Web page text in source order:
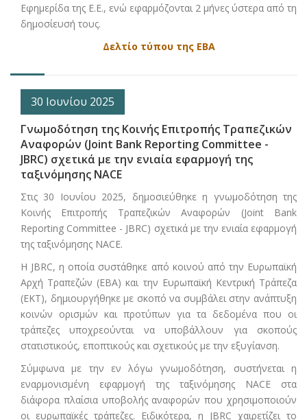
Εφημερίδα της Ε.Ε., ενώ εφαρμόζονται 2 μήνες ύστερα από τη
δημοσίευσή τους.
Δελτίο τύπου της ΕΒΑ
30 Ιουνίου 2025
Γνωμοδότηση της Κοινής Επιτροπής Τραπεζικών
Αναφορών (Joint Bank Reporting Committee -
JBRC) σχετικά με την ενιαία εφαρμογή της
ταξινόμησης ΝΑCE
Στις 30 Ιουνίου 2025, δημοσιεύθηκε η γνωμοδότηση της
Κοινής Επιτροπής Τραπεζικών Αναφορών (Joint Bank
Reporting Committee - JBRC) σχετικά με την ενιαία εφαρμογή
της ταξινόμησης ΝΑCE.
Η JBRC, η οποία συστάθηκε από κοινού από την Ευρωπαϊκή
Αρχή Τραπεζών (ΕΒΑ) και την Ευρωπαϊκή Κεντρική Τράπεζα
(ΕΚΤ), δημιουργήθηκε με σκοπό να συμβάλει στην ανάπτυξη
κοινών ορισμών και προτύπων για τα δεδομένα που οι
τράπεζες υποχρεούνται να υποβάλλουν για σκοπούς
στατιστικούς, εποπτικούς και σχετικούς με την εξυγίανση.
Σύμφωνα με την εν λόγω γνωμοδότηση, συστήνεται η
εναρμονισμένη εφαρμογή της ταξινόμησης NACE στα
διάφορα πλαίσια υποβολής αναφορών που χρησιμοποιούν
οι ευρωπαϊκές τράπεζες. Ειδικότερα, η JBRC χαιρετίζει το